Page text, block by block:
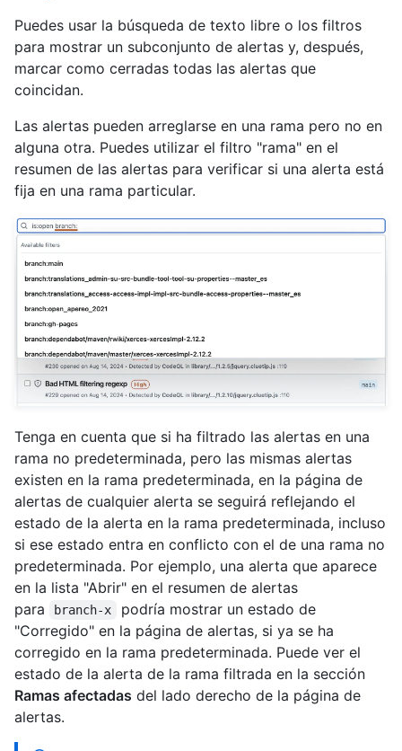
Puedes usar la búsqueda de texto libre o los filtros
para mostrar un subconjunto de alertas y, después,
marcar como cerradas todas las alertas que
coincidan.
Las alertas pueden arreglarse en una rama pero no en
alguna otra. Puedes utilizar el filtro "rama" en el
resumen de las alertas para verificar si una alerta está
fija en una rama particular.
Tenga en cuenta que si ha filtrado las alertas en una
rama no predeterminada, pero las mismas alertas
existen en la rama predeterminada, en la página de
alertas de cualquier alerta se seguirá reflejando el
estado de la alerta en la rama predeterminada, incluso
si ese estado entra en conflicto con el de una rama no
predeterminada. Por ejemplo, una alerta que aparece
en la lista "Abrir" en el resumen de alertas
para
branch-x
podría mostrar un estado de
"Corregido" en la página de alertas, si ya se ha
corregido en la rama predeterminada. Puede ver el
estado de la alerta de la rama filtrada en la sección
Ramas afectadas del lado derecho de la página de
alertas.